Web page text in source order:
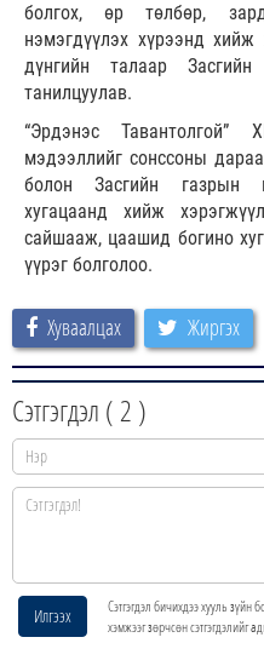
болгох, өр төлбөр,
нэмэгдүүлэх хүрээнд
дүнгийн талаар
танилцуулав.
“Эрдэнэс Тавантолгой”
мэдээллийг сонссоны
болон Засгийн газрын
хугацаанд хийж
сайшааж, цаашид богино
үүрэг болголоо.
Хуваалцах Жиргэх
Сэтгэгдэл (2 )
Илгээх
Сэтгэгдэл бичихдээ хууль зүйн
хэмжээг зөрчсөн сэтгэгдэлийг